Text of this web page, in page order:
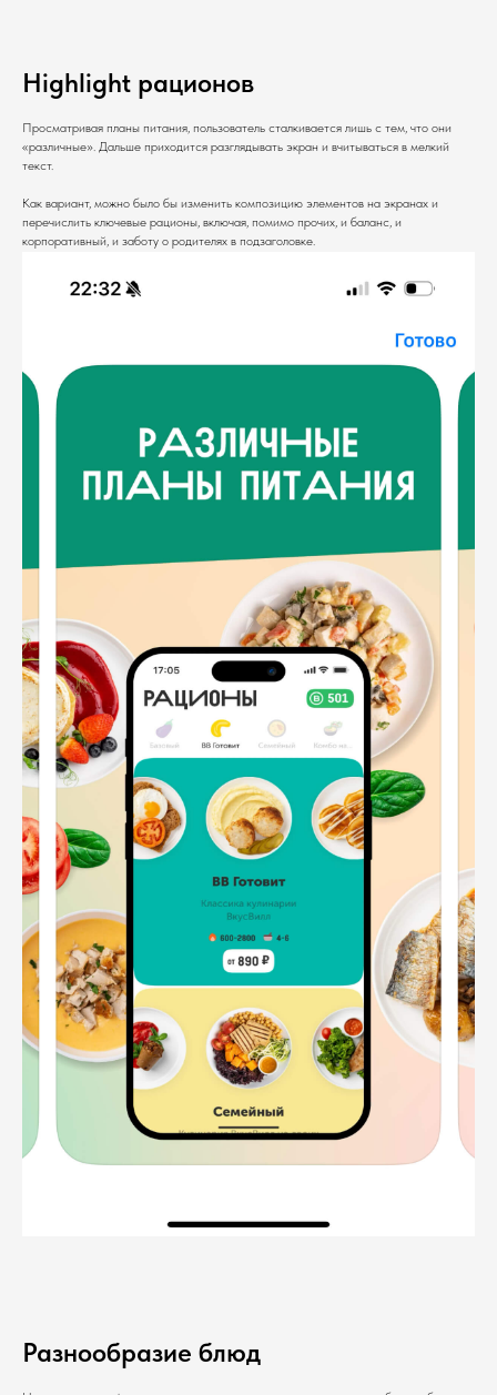
Highlight рационов
Просматривая планы питания, пользователь сталкивается лишь с тем, что они
«различные». Дальше приходится разглядывать экран и вчитываться в мелкий
текст.
Как вариант, можно было бы изменить композицию элементов на экранах и
перечислить ключевые рационы, включая, помимо прочих, и баланс, и
корпоративный, и заботу о родителях в подзаголовке.
Разнообразие блюд